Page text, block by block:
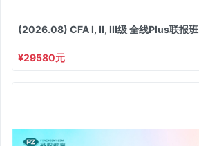
(2026.08) CFA I, II, III级 全线Plus联报班
¥29580元